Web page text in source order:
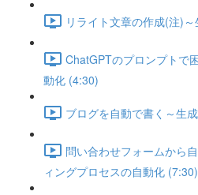
リライト文章の作成(注)
ChatGPTのプロンプトで
動化 (4:30)
ブログを自動で書く～生
問い合わせフォームから
ィングプロセスの自動化 (7:30)